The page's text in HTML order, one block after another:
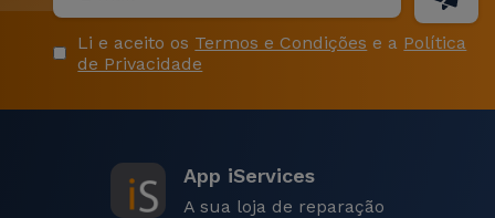
Li e aceito os Termos e Condições e a Política
de Privacidade
App iServices
A sua loja de reparação